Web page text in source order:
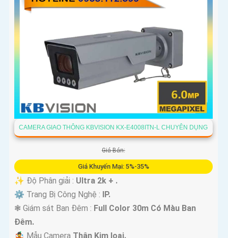
CAMERA GIAO THÔNG KBVISION KX-E4008ITN-L CHUYÊN DỤNG
Giá Bán:
Giá Khuyến Mại: 5%-35%
✨ Độ Phân giải : Ultra 2k + .
⚙ Trang Bị Công Nghệ : IP.
❃ Giám sát Ban Đêm : Full Color 30m Có Màu Ban
Ðêm.
🤹 Mẫu Camera Thân Kim loại.